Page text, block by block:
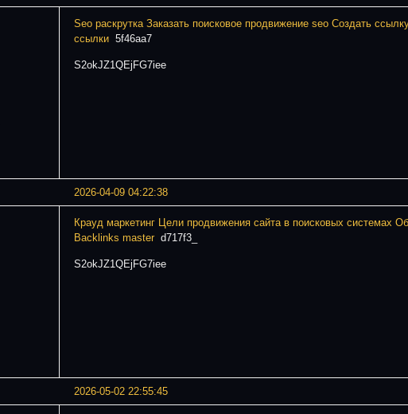
Seo раскрутка Заказать поисковое продвижение seo Создать
ссылки 5f46aa7
S2okJZ1QEjFG7iee
2026-04-09 04:22:38
Крауд маркетинг Цели продвижения сайта в поисковых системах
Backlinks masterd717f3_
S2okJZ1QEjFG7iee
2026-05-02 22:55:45